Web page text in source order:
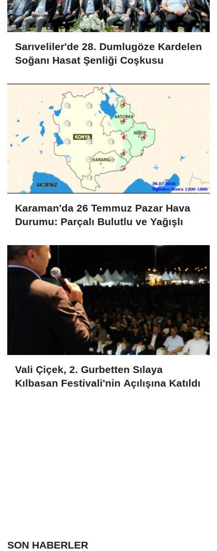
Sarıveliler'de 28. Dumlugöze Kardelen
Soğanı Hasat Şenliği Coşkusu
Karaman'da 26 Temmuz Pazar Hava
Durumu: Parçalı Bulutlu ve Yağışlı
Vali Çiçek, 2. Gurbetten Sılaya
Kılbasan Festivali'nin Açılışına Katıldı
SON HABERLER